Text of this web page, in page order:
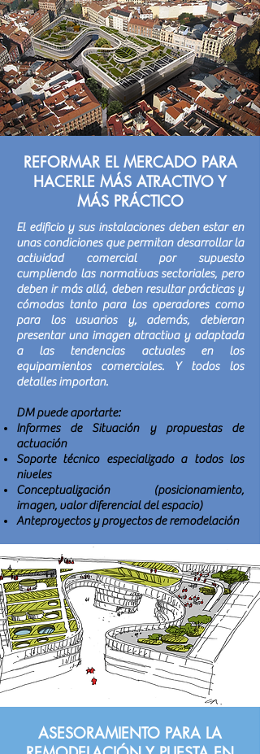
REFORMAR EL MERCADO PARA
HACERLE MÁS ATRACTIVO Y
MÁS PRÁCTICO
El edificio y sus instalaciones deben estar en
unas condiciones que permitan desarrollar la
actividad comercial por supuesto
cumpliendo las normativas sectoriales, pero
deben ir más allá, deben resultar prácticas y
cómodas tanto para los operadores como
para los usuarios y, además, debieran
presentar una imagen atractiva y adaptada
a las tendencias actuales en los
equipamientos comerciales. Y todos los
detalles importan.
DM puede aportarte:
Informes de Situación y propuestas de
actuación
Soporte técnico especializado a todos los
niveles
Conceptualización (posicionamiento,
imagen, valor diferencial del espacio)
Anteproyectos y proyectos de remodelación
ASESORAMIENTO PARA LA